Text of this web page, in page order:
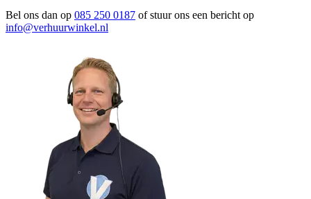
Bel ons dan op 085 250 0187 of stuur ons een bericht op
info@verhuurwinkel.nl